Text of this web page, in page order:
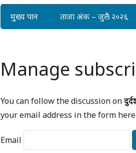
मुख्य पान ताजा अंक – जुलै २०२६
Manage
You can follow the discussion on
your email address in the form
Email